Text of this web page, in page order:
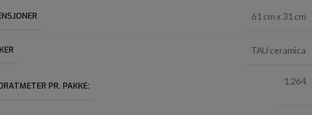
61 cm x 31 cm
TAU ceramica
PR. PAKKE: 1.264